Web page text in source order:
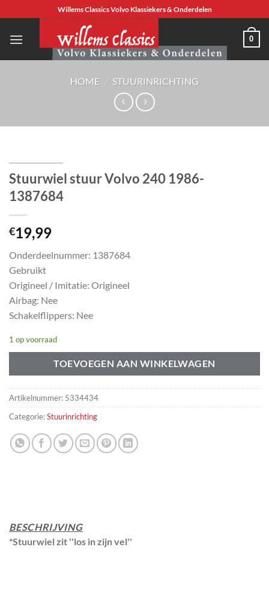
naar
inhoud
Willems Classics Volvo Klassiekers & Onderdelen
0
HOME / STUURINRICHTING
Stuurwiel stuur Volvo 240 1986-
1387684
€19,99
Onderdeelnummer: 1387684
Gebruikt
Origineel / Imitatie: Origineel
Airbag: Nee
Schakelflippers: Nee
1 op voorraad
TOEVOEGEN AAN WINKELWAGEN
Artikelnummer: 5334434
Categorie:Stuurinrichting
BESCHRIJVING
*Stuurwiel zit ''los in zijn vel''